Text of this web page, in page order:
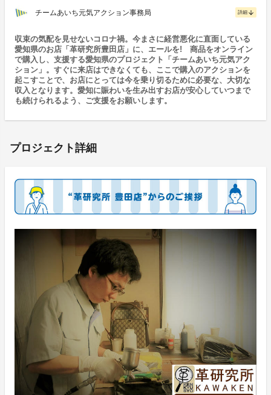
チームあいち元気アクション事務局 詳細 arrow_downward
収束の気配を見せないコロナ禍。今まさに経営悪化に直面している
愛知県のお店「革研究所豊田店」に、エールを! 商品をオンライン
で購入し、支援する愛知県のプロジェクト「チームあいち元気アク
ション」。すぐに来店はできなくても、ここで購入のアクションを
起こすことで、お店にとっては今を乗り切るために必要な、大切な
収入となります。愛知に賑わいを生み出すお店が安心していつまで
も続けられるよう、ご支援をお願いします。
プロジェクト詳細